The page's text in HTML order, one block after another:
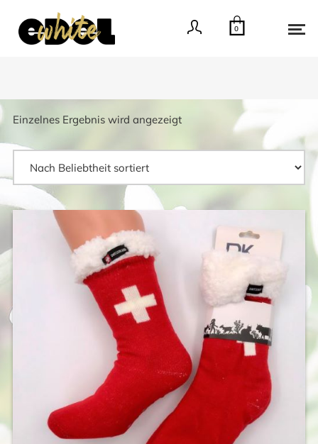
0
Einzelnes Ergebnis wird angezeigt